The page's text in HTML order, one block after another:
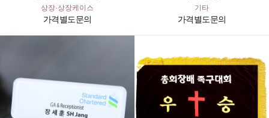
상장·상장케이스
가격별도문의
기타
가격별도문의